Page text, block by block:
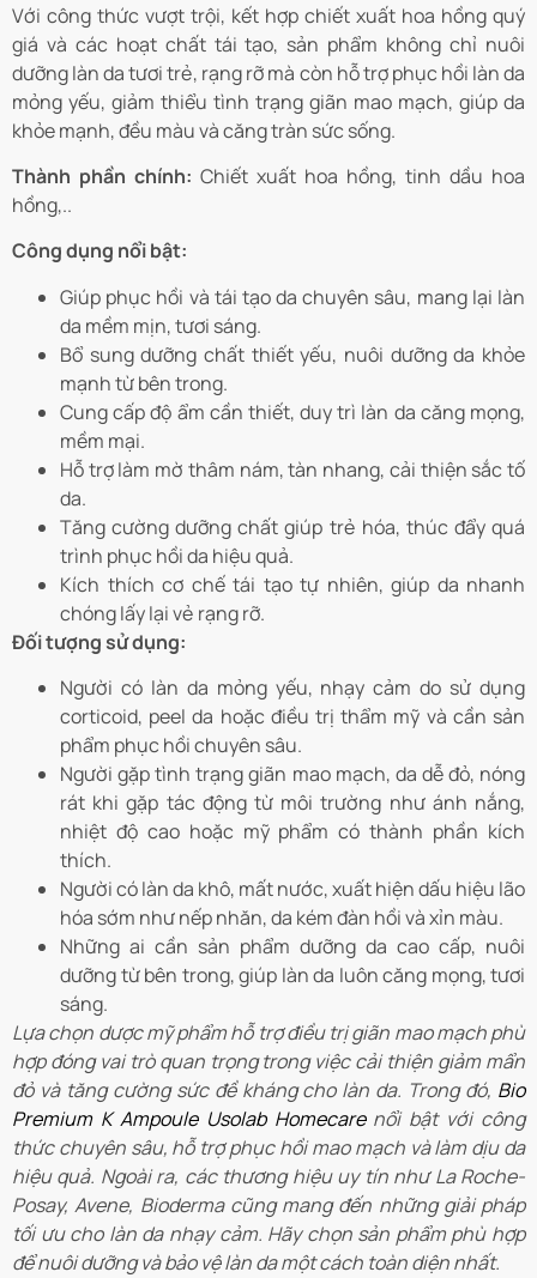
Với công thức vượt trội, kết hợp chiết xuất hoa hồng quý
giá và các hoạt chất tái tạo, sản phẩm không chỉ nuôi
dưỡng làn da tươi trẻ, rạng rỡ mà còn hỗ trợ phục hồi làn da
mỏng yếu, giảm thiểu tình trạng giãn mao mạch, giúp da
khỏe mạnh, đều màu và căng tràn sức sống.
Thành phần chính: Chiết xuất hoa hồng, tinh dầu hoa
hồng,..
Công dụng nổi bật:
Giúp phục hồi và tái tạo da chuyên sâu, mang lại làn
da mềm mịn, tươi sáng.
Bổ sung dưỡng chất thiết yếu, nuôi dưỡng da khỏe
mạnh từ bên trong.
Cung cấp độ ẩm cần thiết, duy trì làn da căng mọng,
mềm mại.
Hỗ trợ làm mờ thâm nám, tàn nhang, cải thiện sắc tố
da.
Tăng cường dưỡng chất giúp trẻ hóa, thúc đẩy quá
trình phục hồi da hiệu quả.
Kích thích cơ chế tái tạo tự nhiên, giúp da nhanh
chóng lấy lại vẻ rạng rỡ.
Đối tượng sử dụng:
Người có làn da mỏng yếu, nhạy cảm do sử dụng
corticoid, peel da hoặc điều trị thẩm mỹ và cần sản
phẩm phục hồi chuyên sâu.
Người gặp tình trạng giãn mao mạch, da dễ đỏ, nóng
rát khi gặp tác động từ môi trường như ánh nắng,
nhiệt độ cao hoặc mỹ phẩm có thành phần kích
thích.
Người có làn da khô, mất nước, xuất hiện dấu hiệu lão
hóa sớm như nếp nhăn, da kém đàn hồi và xỉn màu.
Những ai cần sản phẩm dưỡng da cao cấp, nuôi
dưỡng từ bên trong, giúp làn da luôn căng mọng, tươi
sáng.
Lựa chọn dược mỹ phẩm hỗ trợ điều trị giãn mao mạch phù
hợp đóng vai trò quan trọng trong việc cải thiện giảm mẩn
đỏ và tăng cường sức đề kháng cho làn da. Trong đó, Bio
Premium K Ampoule Usolab Homecarenổi bật với công
thức chuyên sâu, hỗ trợ phục hồi mao mạch và làm dịu da
hiệu quả. Ngoài ra, các thương hiệu uy tín như La Roche-
Posay, Avene, Bioderma cũng mang đến những giải pháp
tối ưu cho làn da nhạy cảm. Hãy chọn sản phẩm phù hợp
để nuôi dưỡng và bảo vệ làn da một cách toàn diện nhất.